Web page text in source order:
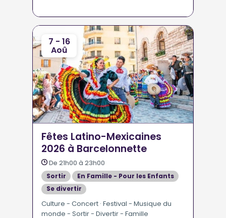
7 - 16
Aoû
Fêtes Latino-Mexicaines
2026 à Barcelonnette
De 21h00 à 23h00
Sortir
En Famille - Pour les Enfants
Se divertir
Culture - Concert · Festival - Musique du
monde - Sortir - Divertir - Famille